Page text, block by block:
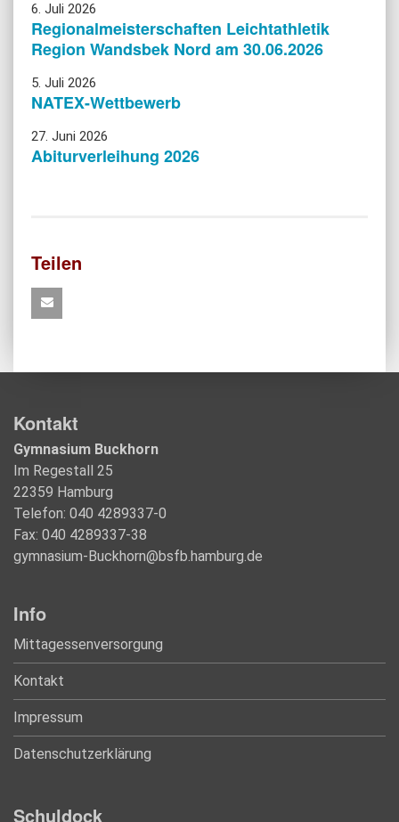
6. Juli 2026
Regionalmeisterschaften Leichtathletik
Region Wandsbek Nord am 30.06.2026
5. Juli 2026
NATEX-Wettbewerb
27. Juni 2026
Abiturverleihung 2026
Teilen
Kontakt
Gymnasium Buckhorn
Im Regestall 25
22359 Hamburg
Telefon: 040 4289337-0
Fax: 040 4289337-38
gymnasium-Buckhorn@bsfb.hamburg.de
Info
Mittagessenversorgung
Kontakt
Impressum
Datenschutzerklärung
Schuldock